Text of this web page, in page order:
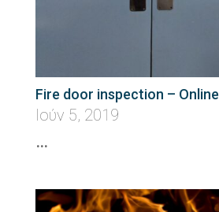
Fire door inspection – Online
Ιούν 5, 2019
…